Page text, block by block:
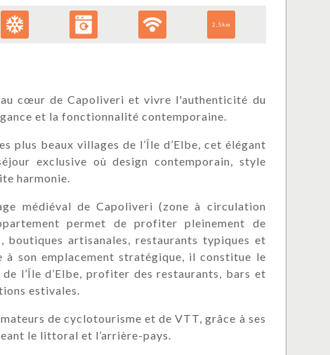
2,5km
cœur de Capoliveri et vivre l'authenticité du
et la fonctionnalité contemporaine.
plus beaux villages de l’Île d’Elbe, cet élégant
exclusive où design contemporain, style
harmonie.
médiéval de Capoliveri (zone à circulation
permet de profiter pleinement de
boutiques artisanales, restaurants typiques et
à son emplacement stratégique, il constitue le
l’Île d’Elbe, profiter des restaurants, bars et
estivales.
de cyclotourisme et de VTT, grâce à ses
le littoral et l’arrière-pays.